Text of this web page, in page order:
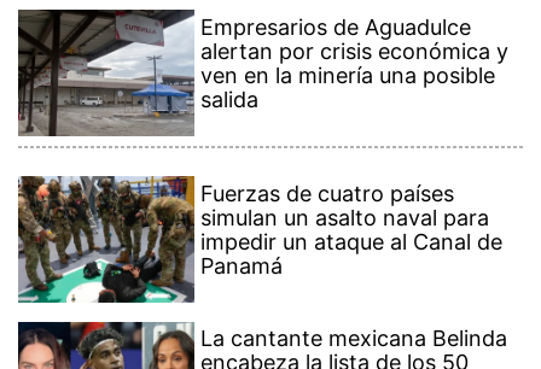
Empresarios de Aguadulce
alertan por crisis económica y
ven en la minería una posible
salida
Fuerzas de cuatro países
simulan un asalto naval para
impedir un ataque al Canal de
Panamá
La cantante mexicana Belinda
encabeza la lista de los 50